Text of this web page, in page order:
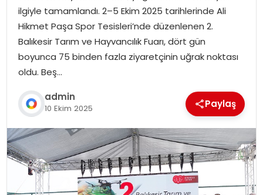
ilgiyle tamamlandı. 2–5 Ekim 2025 tarihlerinde Ali
Hikmet Paşa Spor Tesisleri’nde düzenlenen 2.
Balıkesir Tarım ve Hayvancılık Fuarı, dört gün
boyunca 75 binden fazla ziyaretçinin uğrak noktası
oldu. Beş…
admin
10 Ekim 2025 Paylaş